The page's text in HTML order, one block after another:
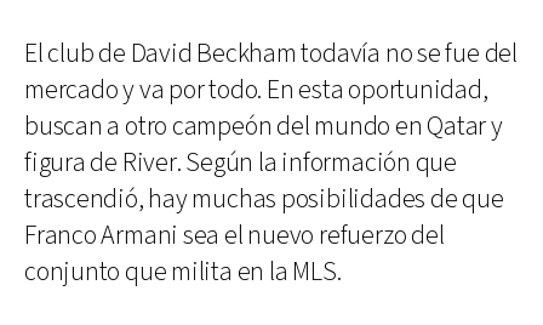
El club de David Beckham todavía no se fue del
mercado y va por todo. En esta oportunidad,
buscan a otro campeón del mundo en Qatar y
figura de River. Según la información que
trascendió, hay muchas posibilidades de que
Franco Armani sea el nuevo refuerzo del
conjunto que milita en la MLS.